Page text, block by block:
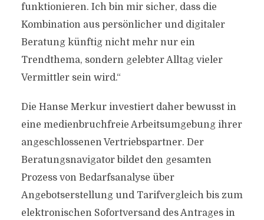
funktionieren. Ich bin mir sicher, dass die
Kombination aus persönlicher und digitaler
Beratung künftig nicht mehr nur ein
Trendthema, sondern gelebter Alltag vieler
Vermittler sein wird.“
Die Hanse Merkur investiert daher bewusst in
eine medienbruchfreie Arbeitsumgebung ihrer
angeschlossenen Vertriebspartner. Der
Beratungsnavigator bildet den gesamten
Prozess von Bedarfsanalyse über
Angebotserstellung und Tarifvergleich bis zum
elektronischen Sofortversand des Antrages in